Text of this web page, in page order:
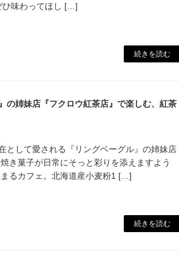
ひ味わってほし […]
続きを読む
の姉妹店『フクロウ紅茶店』で楽しむ、紅茶
として愛される『リングベーグル』の姉妹店
き菓子が日常にそっと彩りを添えますよう
るカフェ。北海道産小麦粉1 […]
続きを読む